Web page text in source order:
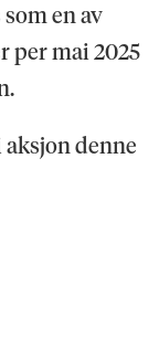
en av
per mai 2025
denne